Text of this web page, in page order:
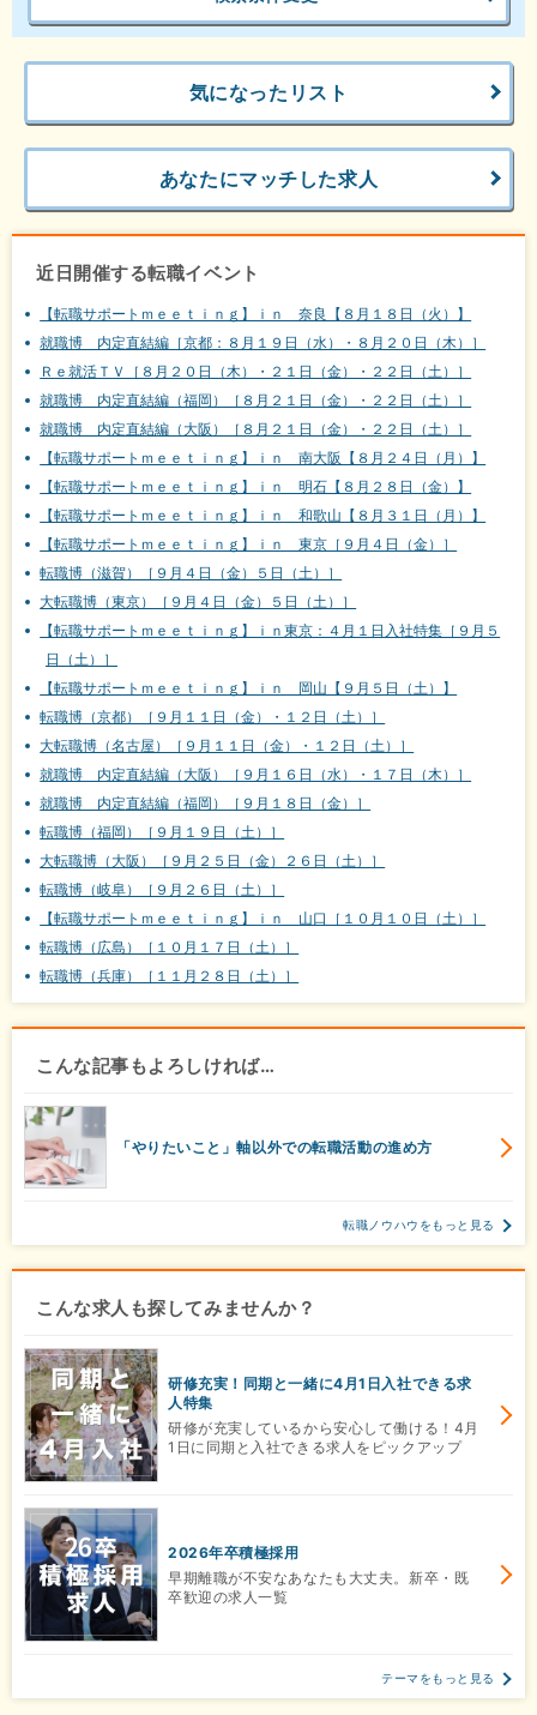
気になったリスト
あなたにマッチした求人
近日開催する転職イベント
【転職サポートｍｅｅｔｉｎｇ】ｉｎ 奈良【８月１８日（火）】
就職博 内定直結編［京都：８月１９日（水）・８月２０日（木）］
Ｒｅ就活ＴＶ［８月２０日（木）・２１日（金）・２２日（土）］
就職博 内定直結編（福岡）［８月２１日（金）・２２日（土）］
就職博 内定直結編（大阪）［８月２１日（金）・２２日（土）］
【転職サポートｍｅｅｔｉｎｇ】ｉｎ 南大阪【８月２４日（月）】
【転職サポートｍｅｅｔｉｎｇ】ｉｎ 明石【８月２８日（金）】
【転職サポートｍｅｅｔｉｎｇ】ｉｎ 和歌山【８月３１日（月）】
【転職サポートｍｅｅｔｉｎｇ】ｉｎ 東京［９月４日（金）］
転職博（滋賀）［９月４日（金）５日（土）］
大転職博（東京）［９月４日（金）５日（土）］
【転職サポートｍｅｅｔｉｎｇ】ｉｎ東京：４月１日入社特集［９月５
日（土）］
【転職サポートｍｅｅｔｉｎｇ】ｉｎ 岡山【９月５日（土）】
転職博（京都）［９月１１日（金）・１２日（土）］
大転職博（名古屋）［９月１１日（金）・１２日（土）］
就職博 内定直結編（大阪）［９月１６日（水）・１７日（木）］
就職博 内定直結編（福岡）［９月１８日（金）］
転職博（福岡）［９月１９日（土）］
大転職博（大阪）［９月２５日（金）２６日（土）］
転職博（岐阜）［９月２６日（土）］
【転職サポートｍｅｅｔｉｎｇ】ｉｎ 山口［１０月１０日（土）］
転職博（広島）［１０月１７日（土）］
転職博（兵庫）［１１月２８日（土）］
こんな記事もよろしければ…
「やりたいこと」軸以外での転職活動の進め方
転職ノウハウをもっと見る
こんな求人も探してみませんか？
研修充実！同期と一緒に4月1日入社できる求
人特集
研修が充実しているから安心して働ける！4月
1日に同期と入社できる求人をピックアップ
2026年卒積極採用
早期離職が不安なあなたも大丈夫。新卒・既
卒歓迎の求人一覧
テーマをもっと見る